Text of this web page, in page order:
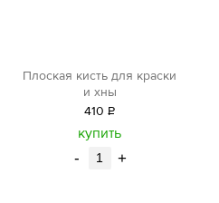
Плоская кисть для краски
и хны
410 Р
уб.
купить
- +